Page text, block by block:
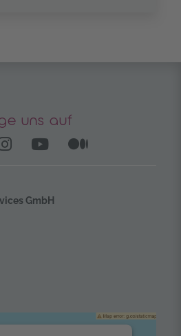
uns auf
– öffnet in einem
Instagram öffnet in
YouTube
GmbH